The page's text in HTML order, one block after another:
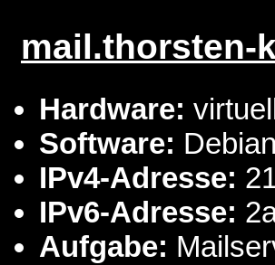
mail.thorsten-
Hardware:
Software:
IPv4-Adresse:
IPv6-Adresse:
Aufgabe: